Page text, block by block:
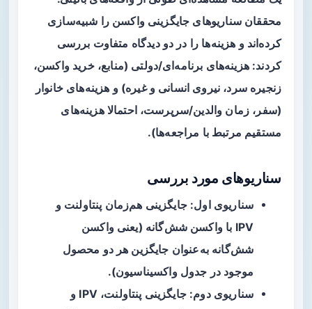
محققان سناریوهای جایگزینی واکسن را شبیه‌سازی
کرده‌اند و هزینه‌ها را در دو دیدگاه متفاوت بررسی
کردند: هزینه‌های برنامه‌ای/دولتی (منابع، خرید واکسن،
زنجیره سرد، نیروی انسانی و غیره) و هزینه‌های خانوار
(سفر، زمان والدین/سرپرست، احتمالا هزینه‌های
مستقیم مرتبط با مراجعه‌ها).
سناریوهای مورد بررسی
سناریوی اول: جایگزینی هم‌زمان پنتاولنت و
IPV با واکسن شش‌گانه (یعنی واکسن
شش‌گانه به‌عنوان جایگزین هر دو محصول
موجود در جدول واکسیناسیون).
سناریوی دوم: جایگزینی پنتاولنت، IPV و